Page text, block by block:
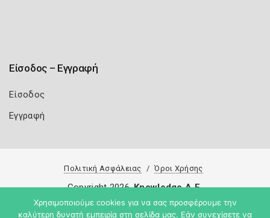
Είσοδος – Εγγραφή
Είσοδος
Εγγραφή
Πολιτική Ασφάλειας Όροι Χρήσης
Copyright 2026 Knowledge A.E.
Χρησιμοποιούμε cookies για να σας προσφέρουμε την
καλύτερη δυνατή εμπειρία στη σελίδα μας. Εάν συνεχίσετε να